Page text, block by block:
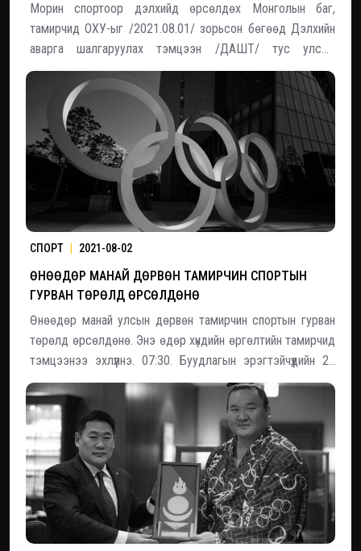
Морин спортоор дэлхийд өрсөлдөх Монголын баг,
тамирчид ОХУ-ыг /2021.08.01/ зорьсон бөгөөд Дэлхийн
аварга шалгаруулах тэмцээн /ДАШТ/ тус улсын
нийслэлд болно. Энэ удаагийн тэмцээнд 3 хүний
бүрэлдэхүүнтэй эрэгтэй, эмэгтэй тамирчдаас бүрдсэн 2 баг
ур чадвараа сорин оролцоно. Багш, дасгалжуулагч
Д.Ариу
СПОРТ 2021-08-02
ӨНӨӨДӨР МАНАЙ ДӨРВӨН ТАМИРЧИН СПОРТЫН
ГУРВАН ТӨРӨЛД ӨРСӨЛДӨНӨ
Өнөөдөр манай улсын дөрвөн тамирчин спортын гурван
төрөлд өрсөлдөнө. Энэ өдөр хүндийн өргөлтийн тамирчид
тэмцээнээ эхлүүлнэ. 07:30. Буудлагын эрэгтэйчүүдийн 25
метрийн хурдан гар бууны хоёрдугаар дасгалд Э.Даваахүү
цэц сорино. Тус төрөлд нийт 27 тамирчин оролцож
байгаагаас манай тамирчин эхни